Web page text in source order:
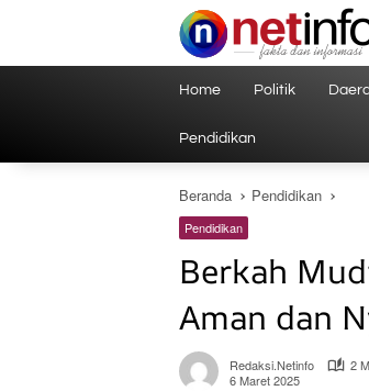
Home Politik
Pendidikan
Beranda Pendidikan
Pendidikan
Berkah
Aman dan
Redaksi.netinfo
2
6 Maret 2025